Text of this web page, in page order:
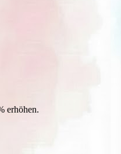
erhöhen.